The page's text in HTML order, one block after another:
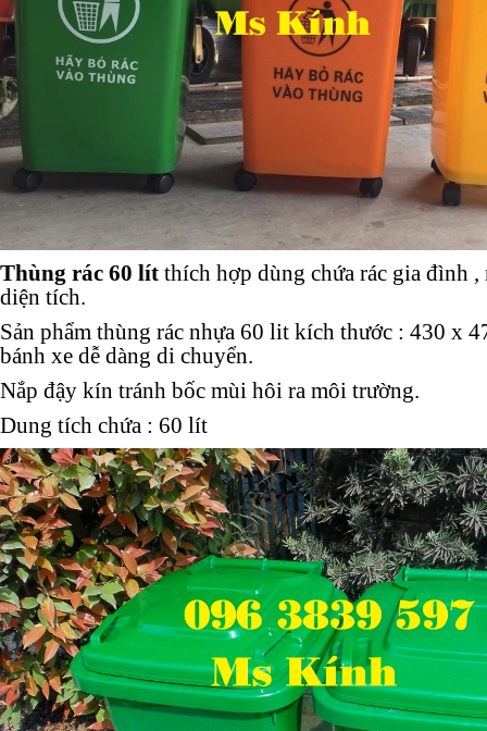
Thùng rác 60 lít thích hợp dùng chứa rác gia đình
diện tích.
Sản phẩm thùng rác nhựa 60 lit kích thước : 430 x
bánh xe dễ dàng di chuyển.
Nắp đậy kín tránh bốc mùi hôi ra môi trường.
Dung tích chứa : 60 lít